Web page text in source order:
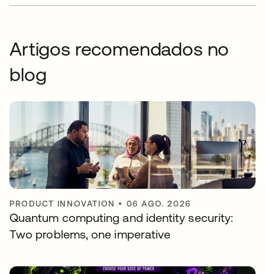
Artigos recomendados no
blog
PRODUCT INNOVATION • 06 AGO. 2026
Quantum computing and identity security:
Two problems, one imperative